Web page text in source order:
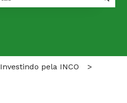
Investindo pela INCO